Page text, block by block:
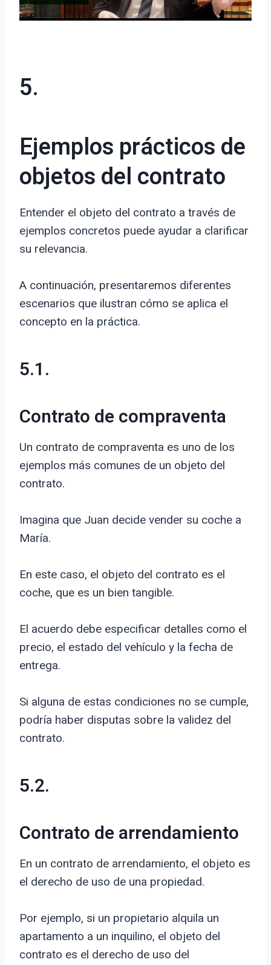
5.
Ejemplos prácticos de
objetos del contrato
Entender el objeto del contrato a través de
ejemplos concretos puede ayudar a clarificar
su relevancia.
A continuación, presentaremos diferentes
escenarios que ilustran cómo se aplica el
concepto en la práctica.
5.1.
Contrato de compraventa
Un contrato de compraventa es uno de los
ejemplos más comunes de un objeto del
contrato.
Imagina que Juan decide vender su coche a
María.
En este caso, el objeto del contrato es el
coche, que es un bien tangible.
El acuerdo debe especificar detalles como el
precio, el estado del vehículo y la fecha de
entrega.
Si alguna de estas condiciones no se cumple,
podría haber disputas sobre la validez del
contrato.
5.2.
Contrato de arrendamiento
En un contrato de arrendamiento, el objeto es
el derecho de uso de una propiedad.
Por ejemplo, si un propietario alquila un
apartamento a un inquilino, el objeto del
contrato es el derecho de uso del